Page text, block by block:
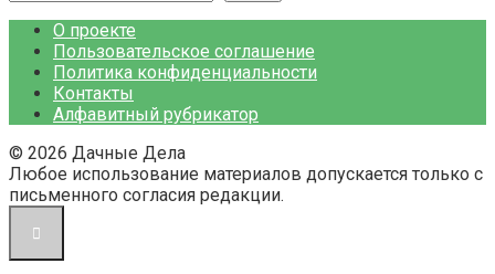
О проекте
Пользовательское соглашение
Политика конфиденциальности
Контакты
Алфавитный рубрикатор
© 2026 Дачные Дела
Любое использование материалов допускается только с
письменного согласия редакции.